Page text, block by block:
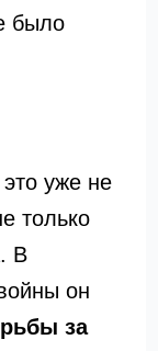
было
уже не
только
В
он
за